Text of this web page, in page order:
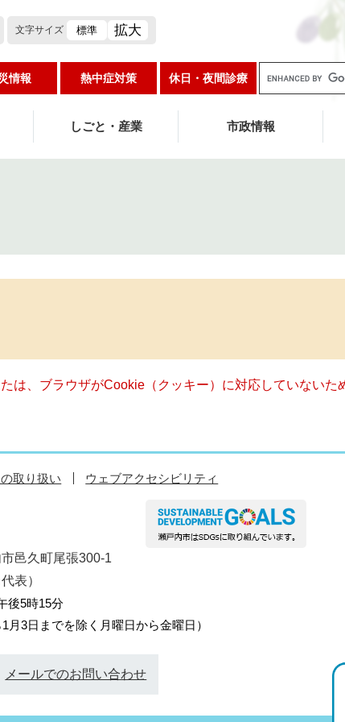
文字サイズ 標準 拡大
情報 熱中症対策 休日・夜間診療
g
e
しごと・産業 市政情報
は、ブラウザがCookie（クッキー）に対応していないた
取り扱い ウェブアクセシビリティ
邑久町尾張300-1
表）
後5時15分
月3日までを除く月曜日から金曜日）
メールでのお問い合わせ